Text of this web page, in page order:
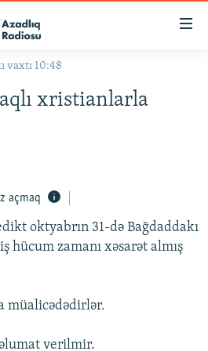
vaxtı 10:48
xristianlarla
açmaq
oktyabrın 31-də Bağdaddakı
hücum zamanı xəsarət almış
müalicədədirlər.
verilmir.